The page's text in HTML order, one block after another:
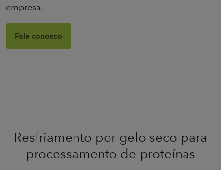
empresa.
Fale conosco
Resfriamento por gelo seco para
processamento de proteínas